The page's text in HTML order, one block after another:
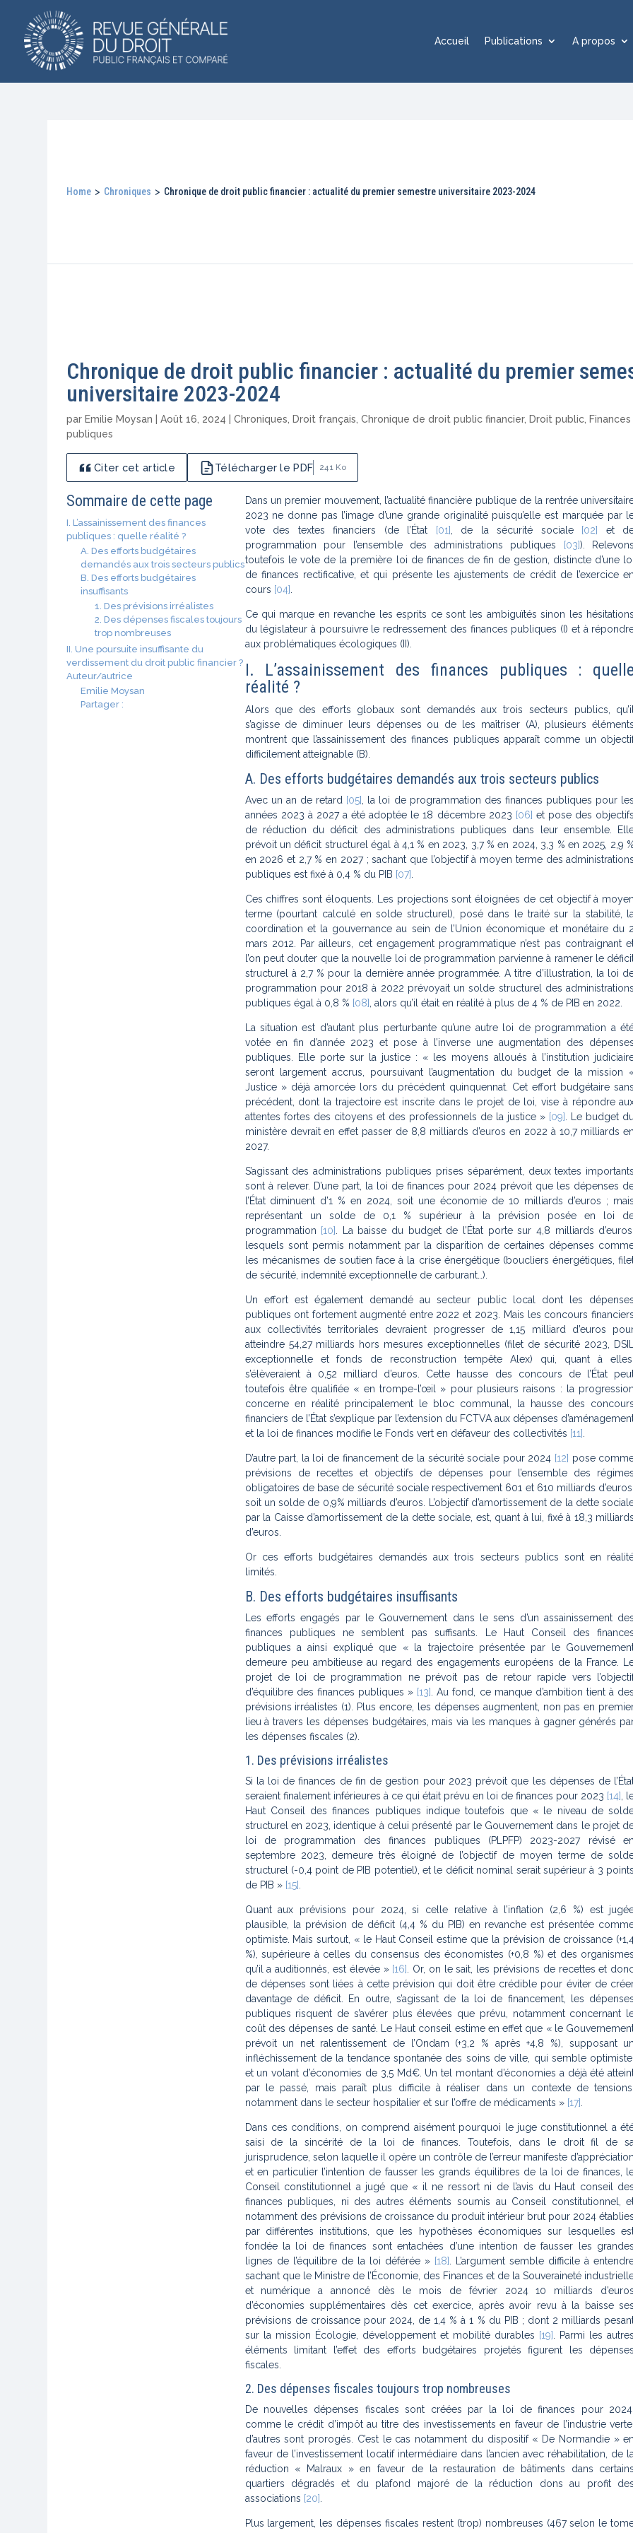
Accueil Publications A propos
Home > Chroniques > Chronique de droit public financier : actualité du premier semestre universitaire 2023-2024
Chronique de droit public financier : actualité du premier
universitaire 2023-2024
par Emilie Moysan |Août 16, 2024 |Chroniques Droit français ,Chronique de droit public financier, Droit public Finances
publiques
Citer cet article Télécharger le PDF 241 Ko
Sommaire de cette page
I. L’assainissement des finances
publiques : quelle réalité ?
A. Des efforts budgétaires
demandés aux trois secteurs publics
B. Des efforts budgétaires
insuffisants
1. Des prévisions irréalistes
2. Des dépenses fiscales toujours
trop nombreuses
II. Une poursuite insuffisante du
verdissement du droit public financier ?
Auteur/autrice
Emilie Moysan
Partager :
Dans un premier mouvement, l’actualité financière publique de la rentrée
2023 ne donne pas l’image d’une grande originalité puisqu’elle est marquée par
vote des textes financiers (de l’État
[01], de la sécurité sociale [02]
et
programmation pour l’ensemble des administrations publiques
[03]). Relevons
toutefois le vote de la première loi de finances de fin de gestion, distincte d’une loi
de finances rectificative, et qui présente les ajustements de crédit de l’exercice en
cours [04].
Ce qui marque en revanche les esprits ce sont les ambiguïtés sinon les hésitations
du législateur à poursuivre le redressement des finances publiques (I) et à
aux problématiques écologiques (II).
I. L’assainissement des finances publiques : quelle
réalité ?
Alors que des efforts globaux sont demandés aux trois secteurs publics,
s’agisse de diminuer leurs dépenses ou de les maîtriser (A), plusieurs éléments
montrent que l’assainissement des finances publiques apparaît comme un
difficilement atteignable (B).
A. Des efforts budgétaires demandés aux trois secteurs publics
Avec un an de retard [05], la loi de programmation des finances publiques pour les
années 2023 à 2027 a été adoptée le 18 décembre 2023 [06] et pose des objectifs
de réduction du déficit des administrations publiques dans leur ensemble.
prévoit un déficit structurel égal à 4,1 % en 2023, 3,7 % en 2024, 3,3 % en 2025, 2,9 %
en 2026 et 2,7 % en 2027 ; sachant que l’objectif à moyen terme des administrations
publiques est fixé à 0,4 % du PIB [07].
Ces chiffres sont éloquents. Les projections sont éloignées de cet objectif à moyen
terme (pourtant calculé en solde structurel), posé dans le traité sur la stabilité,
coordination et la gouvernance au sein de l’Union économique et monétaire du
mars 2012. Par ailleurs, cet engagement programmatique n’est pas contraignant
l’on peut douter que la nouvelle loi de programmation parvienne à ramener le
structurel à 2,7 % pour la dernière année programmée. A titre d’illustration, la loi
programmation pour 2018 à 2022 prévoyait un solde structurel des administrations
publiques égal à 0,8 % [08], alors qu’il était en réalité à plus de 4 % de PIB en 2022.
La situation est d’autant plus perturbante qu’une autre loi de programmation a
votée en fin d’année 2023 et pose à l’inverse une augmentation des dépenses
publiques. Elle porte sur la justice : « les moyens alloués à l’institution
seront largement accrus, poursuivant l’augmentation du budget de la mission
Justice » déjà amorcée lors du précédent quinquennat. Cet effort budgétaire sans
précédent, dont la trajectoire est inscrite dans le projet de loi, vise à répondre
attentes fortes des citoyens et des professionnels de la justice » [09]. Le budget
ministère devrait en effet passer de 8,8 milliards d’euros en 2022 à 10,7 milliards en
2027.
S’agissant des administrations publiques prises séparément, deux textes importants
sont à relever. D’une part, la loi de finances pour 2024 prévoit que les dépenses
l’État diminuent d’1 % en 2024, soit une économie de 10 milliards d’euros ; mais
représentant un solde de 0,1 % supérieur à la prévision posée en loi
programmation [10]. La baisse du budget de l’État porte sur 4,8 milliards d’euros,
lesquels sont permis notamment par la disparition de certaines dépenses
les mécanismes de soutien face à la crise énergétique (boucliers énergétiques,
de sécurité, indemnité exceptionnelle de carburant…).
Un effort est également demandé au secteur public local dont les dépenses
publiques ont fortement augmenté entre 2022 et 2023. Mais les concours financiers
aux collectivités territoriales devraient progresser de 1,15 milliard d’euros
atteindre 54,27 milliards hors mesures exceptionnelles (filet de sécurité 2023,
exceptionnelle et fonds de reconstruction tempête Alex) qui, quant à elles,
s’élèveraient à 0,52 milliard d’euros. Cette hausse des concours de l’État
toutefois être qualifiée « en trompe-l’œil » pour plusieurs raisons : la progression
concerne en réalité principalement le bloc communal, la hausse des concours
financiers de l’État s’explique par l’extension du FCTVA aux dépenses
et la loi de finances modifie le Fonds vert en défaveur des collectivités [11].
D’autre part, la loi de financement de la sécurité sociale pour 2024 [12] pose
prévisions de recettes et objectifs de dépenses pour l’ensemble des régimes
obligatoires de base de sécurité sociale respectivement 601 et 610 milliards d’euros,
soit un solde de 0,9% milliards d’euros. L’objectif d’amortissement de la dette
par la Caisse d’amortissement de la dette sociale, est, quant à lui, fixé à 18,3 milliards
d’euros.
Or ces efforts budgétaires demandés aux trois secteurs publics sont en
limités.
B. Des efforts budgétaires insuffisants
Les efforts engagés par le Gouvernement dans le sens d’un assainissement des
finances publiques ne semblent pas suffisants. Le Haut Conseil des finances
publiques a ainsi expliqué que « la trajectoire présentée par le
demeure peu ambitieuse au regard des engagements européens de la France.
projet de loi de programmation ne prévoit pas de retour rapide vers
d’équilibre des finances publiques » [13]. Au fond, ce manque d’ambition tient à des
prévisions irréalistes (1). Plus encore, les dépenses augmentent, non pas en
lieu à travers les dépenses budgétaires, maisvia les manques à gagner générés
les dépenses fiscales (2).
1. Des prévisions irréalistes
Si la loi de finances de fin de gestion pour 2023 prévoit que les dépenses de
seraient finalement inférieures à ce qui était prévu en loi de finances pour 2023 [14],
Haut Conseil des finances publiques indique toutefois que « le niveau de
structurel en 2023, identique à celui présenté par le Gouvernement dans le projet
loi de programmation des finances publiques (PLPFP) 2023-2027 révisé en
septembre 2023, demeure très éloigné de l’objectif de moyen terme de
structurel (-0,4 point de PIB potentiel), et le déficit nominal serait supérieur à 3 points
de PIB » [15].
Quant aux prévisions pour 2024, si celle relative à l’inflation (2,6 %) est
plausible, la prévision de déficit (4,4 % du PIB) en revanche est présentée
optimiste. Mais surtout, « le Haut Conseil estime que la prévision de croissance
%), supérieure à celles du consensus des économistes (+0,8 %) et des organismes
qu’il a auditionnés, est élevée» [16]. Or, on le sait, les prévisions de recettes et
de dépenses sont liées à cette prévision qui doit être crédible pour éviter de
davantage de déficit. En outre, s’agissant de la loi de financement, les dépenses
publiques risquent de s’avérer plus élevées que prévu, notamment concernant
coût des dépenses de santé. Le Haut conseil estime en effet que « le
prévoit un net ralentissement de l’Ondam (+3,2 % après +4,8 %), supposant un
infléchissement de la tendance spontanée des soins de ville, qui semble optimiste,
et un volant d’économies de 3,5 Md€. Un tel montant d’économies a déjà été
par le passé, mais paraît plus difficile à réaliser dans un contexte de tensions,
notamment dans le secteur hospitalier et sur l’offre de médicaments » [17].
Dans ces conditions, on comprend aisément pourquoi le juge constitutionnel a
saisi de la sincérité de la loi de finances. Toutefois, dans le droit fil de
jurisprudence, selon laquelle il opère un contrôle de l’erreur manifeste d’appréciation
et en particulier l’intention de fausser les grands équilibres de la loi de finances,
Conseil constitutionnel a jugé que « il ne ressort ni de l’avis du Haut conseil des
finances publiques, ni des autres éléments soumis au Conseil constitutionnel,
notamment des prévisions de croissance du produit intérieur brut pour 2024 établies
par différentes institutions, que les hypothèses économiques sur lesquelles
fondée la loi de finances sont entachées d’une intention de fausser les grandes
lignes de l’équilibre de la loi déférée» [18]. L’argument semble difficile à
sachant que le Ministre de l’Économie, des Finances et de la Souveraineté
et numérique a annoncé dès le mois de février 2024 10 milliards d’euros
d’économies supplémentaires dès cet exercice, après avoir revu à la baisse ses
prévisions de croissance pour 2024, de 1,4 % à 1 % du PIB ; dont 2 milliards
sur la mission Écologie, développement et mobilité durables [19]. Parmi les autres
éléments limitant l’effet des efforts budgétaires projetés figurent les dépenses
fiscales.
2. Des dépenses fiscales toujours trop nombreuses
De nouvelles dépenses fiscales sont créées par la loi de finances pour 2024,
comme le crédit d’impôt au titre des investissements en faveur de l’industrie verte,
d’autres sont prorogés. C’est le cas notamment du dispositif « De Normandie » en
faveur de l’investissement locatif intermédiaire dans l’ancien avec réhabilitation, de
réduction « Malraux » en faveur de la restauration de bâtiments dans certains
quartiers dégradés et du plafond majoré de la réduction dons au profit des
associations [20].
Plus largement, les dépenses fiscales restent (trop) nombreuses (467 selon le